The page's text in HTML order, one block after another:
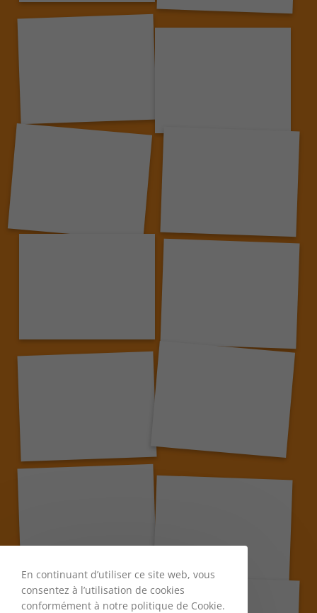
En continuant d’utiliser ce site web, vous
consentez à l’utilisation de cookies
conformément à notre politique de Cookie.